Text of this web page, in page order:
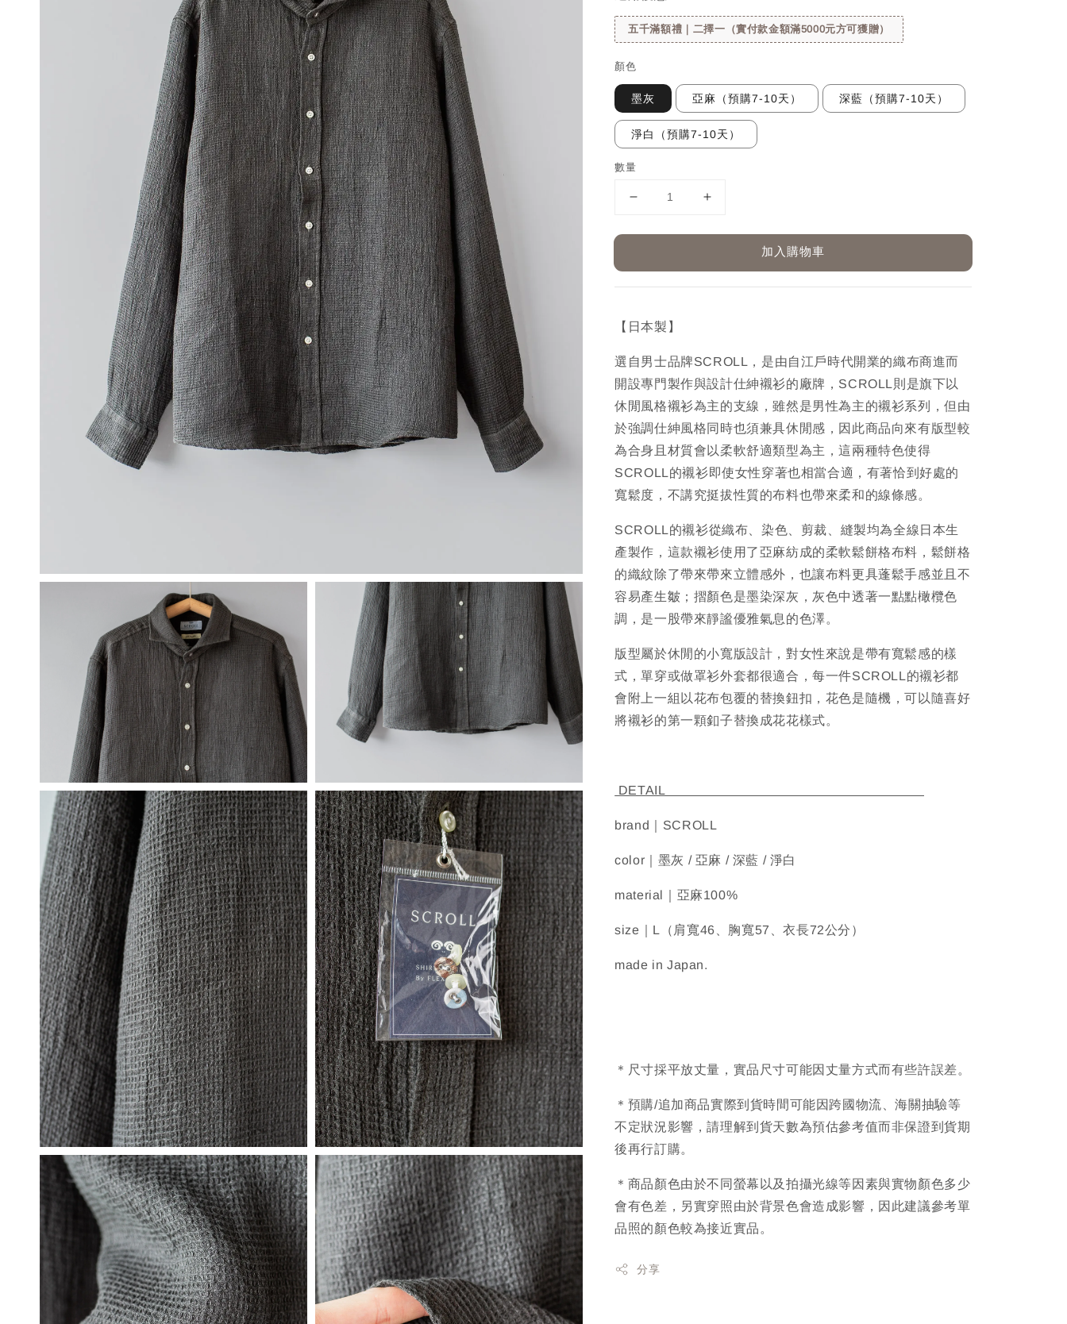
五千滿額禮｜二擇一（實付款金額滿5000元方可獲贈）
顏色
墨灰 亞麻（預購7-10天） 深藍（預購7-10天）
淨白（預購7-10天）
數量
加入購物車
【日本製】
選自男士品牌SCROLL，是由自江戶時代開業的織布商進而
開設專門製作與設計仕紳襯衫的廠牌，SCROLL則是旗下以
休閒風格襯衫為主的支線，雖然是男性為主的襯衫系列，但由
於強調仕紳風格同時也須兼具休閒感，因此商品向來有版型較
為合身且材質會以柔軟舒適類型為主，這兩種特色使得
SCROLL的襯衫即使女性穿著也相當合適，有著恰到好處的
寬鬆度，不講究挺拔性質的布料也帶來柔和的線條感。
SCROLL的襯衫從織布、染色、剪裁、縫製均為全線日本生
產製作，這款襯衫使用了亞麻紡成的柔軟鬆餅格布料，鬆餅格
的織紋除了帶來帶來立體感外，也讓布料更具蓬鬆手感並且不
容易產生皺；摺顏色是墨染深灰，灰色中透著一點點橄欖色
調，是一股帶來靜謐優雅氣息的色澤。
版型屬於休閒的小寬版設計，對女性來說是帶有寬鬆感的樣
式，單穿或做罩衫外套都很適合，每一件SCROLL的襯衫都
會附上一組以花布包覆的替換鈕扣，花色是隨機，可以隨喜好
將襯衫的第一顆釦子替換成花花樣式。
DETAIL
brand｜SCROLL
color｜墨灰 / 亞麻 / 深藍 / 淨白
material｜亞麻100%
size｜L（肩寬46、胸寬57、衣長72公分）
made in Japan.
＊尺寸採平放丈量，實品尺寸可能因丈量方式而有些許誤差。
＊預購/追加商品實際到貨時間可能因跨國物流、海關抽驗等
不定狀況影響，請理解到貨天數為預估參考值而非保證到貨期
後再行訂購。
＊商品顏色由於不同螢幕以及拍攝光線等因素與實物顏色多少
會有色差，另實穿照由於背景色會造成影響，因此建議參考單
品照的顏色較為接近實品。
分享